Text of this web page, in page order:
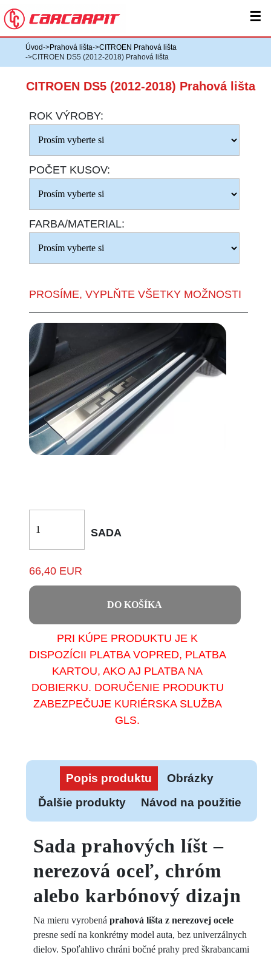
☰
Úvod->Prahová lišta->CITROEN Prahová lišta
->CITROEN DS5 (2012-2018) Prahová lišta
CITROEN DS5 (2012-2018) Prahová lišta
ROK VÝROBY:
POČET KUSOV:
FARBA/MATERIAL:
PROSÍME, VYPLŇTE VŠETKY MOŽNOSTI
SADA
66,40 EUR
DO KOŠÍKA
PRI KÚPE PRODUKTU JE K
DISPOZÍCII PLATBA VOPRED, PLATBA
KARTOU, AKO AJ PLATBA NA
DOBIERKU. DORUČENIE PRODUKTU
ZABEZPEČUJE KURIÉRSKA SLUŽBA
GLS.
Popis produktu
Obrázky
Ďalšie produkty
Návod na použitie
Sada prahových líšt –
nerezová oceľ, chróm
alebo karbónový dizajn
Na mieru vyrobená prahová lišta z nerezovej ocele
presne sedí na konkrétny model auta, bez univerzálnych
dielov. Spoľahlivo chráni bočné prahy pred škrabancami